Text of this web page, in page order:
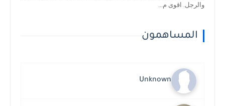
والرجل. اقوى م...
المساهمون
Unknown